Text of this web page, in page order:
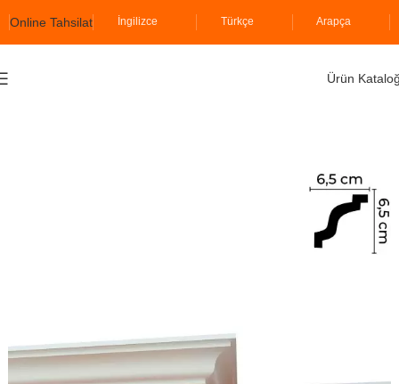
Online Tahsilat İngilizce Türkçe Arapça
Ürün